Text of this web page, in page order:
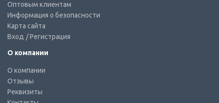
Оптовым клиентам
Информация о безопасности
Карта сайта
Вход / Регистрация
О компании
О компании
Отзывы
Реквизиты